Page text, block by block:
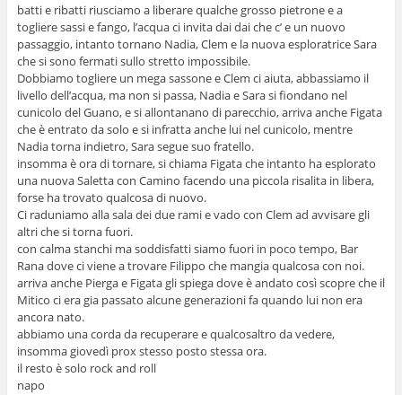
batti e ribatti riusciamo a liberare qualche grosso pietrone e a
togliere sassi e fango, l’acqua ci invita dai dai che c’ e un nuovo
passaggio, intanto tornano Nadia, Clem e la nuova esploratrice Sara
che si sono fermati sullo stretto impossibile.
Dobbiamo togliere un mega sassone e Clem ci aiuta, abbassiamo il
livello dell’acqua, ma non si passa, Nadia e Sara si fiondano nel
cunicolo del Guano, e si allontanano di parecchio, arriva anche Figata
che è entrato da solo e si infratta anche lui nel cunicolo, mentre
Nadia torna indietro, Sara segue suo fratello.
insomma è ora di tornare, si chiama Figata che intanto ha esplorato
una nuova Saletta con Camino facendo una piccola risalita in libera,
forse ha trovato qualcosa di nuovo.
Ci raduniamo alla sala dei due rami e vado con Clem ad avvisare gli
altri che si torna fuori.
con calma stanchi ma soddisfatti siamo fuori in poco tempo, Bar
Rana dove ci viene a trovare Filippo che mangia qualcosa con noi.
arriva anche Pierga e Figata gli spiega dove è andato così scopre che il
Mitico ci era gia passato alcune generazioni fa quando lui non era
ancora nato.
abbiamo una corda da recuperare e qualcosaltro da vedere,
insomma giovedì prox stesso posto stessa ora.
il resto è solo rock and roll
napo